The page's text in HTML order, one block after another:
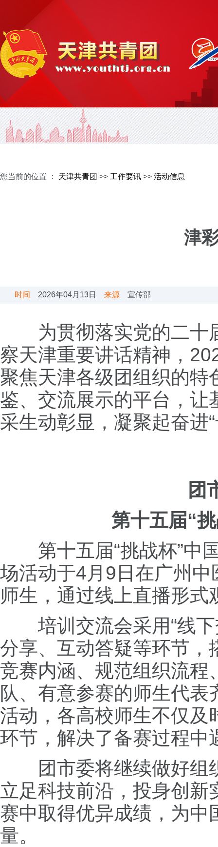
您当前的位置 ： 天津共青团 >> 工作要讯 >> 活动信息
津
时间 2026年04月13日 来源 宣传部
为贯彻落实党的二十
察天津重要讲话精神，
聚焦天津各级团组织的特
鉴、交流展示的平台，让
采生动彰显，凝聚起奋进
团
第十五届“
第十五届“挑战杯”中
场活动于4月9日在广州
师生，通过线上直播形
培训交流会采用“线
分享、互动答疑等环节，
竞赛内涵、规范组织流程
队、有意参赛的师生代
活动，各高校师生不仅及
环节，解决了备赛过程中
团市委将继续做好
立足科技前沿，投身创
赛中取得优异成绩，为中
量。